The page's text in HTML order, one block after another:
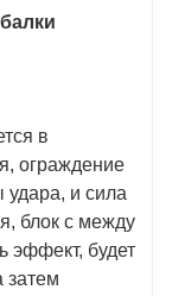
в
ограждение
и сила
блок c между
эффект, будет
затем